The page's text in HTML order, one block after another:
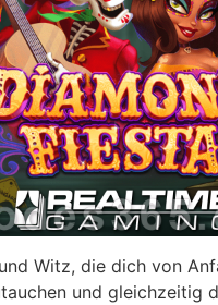
Witz, die dich von
und gleichzeitig